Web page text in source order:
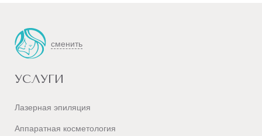
сменить
УСЛУГИ
Лазерная эпиляция
Аппаратная косметология